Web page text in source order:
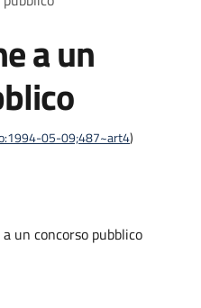
a un
05-09;487~art4)
un concorso pubblico